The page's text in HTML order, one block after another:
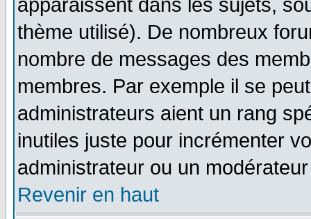
apparaissent dans les sujets,
thème utilisé). De nombreux
nombre de messages des
membres. Par exemple il se
administrateurs aient un rang
inutiles juste pour incrémenter
administrateur ou un
Revenir en haut